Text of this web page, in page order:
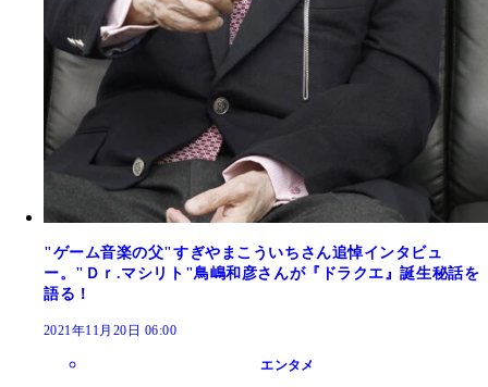
"ゲーム音楽の父"すぎやまこういちさん追悼インタビュ
ー。"Ｄｒ.マシリト"鳥嶋和彦さんが『ドラクエ』誕生秘話を
語る！
2021年11月20日 06:00
エンタメ